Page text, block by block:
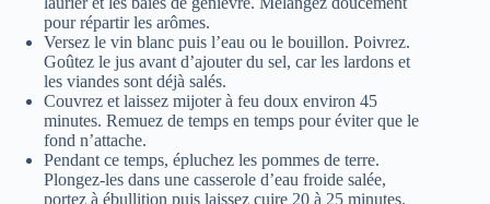
pour répartir les arômes.
Versez le vin blanc puis l’eau ou le bouillon. Poivrez.
Goûtez le jus avant d’ajouter du sel, car les lardons et
les viandes sont déjà salés.
Couvrez et laissez mijoter à feu doux environ 45
minutes. Remuez de temps en temps pour éviter que le
fond n’attache.
Pendant ce temps, épluchez les pommes de terre.
Plongez-les dans une casserole d’eau froide salée,
portez à ébullition puis laissez cuire 20 à 25 minutes.